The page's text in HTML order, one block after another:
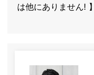
は他にありません!